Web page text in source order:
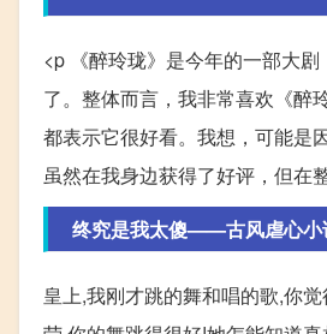
<p 《醉玲珑》是今年的一部大
了。整体而言，我非常喜欢《醉
都表示它很好看。我想，可能是
虽然在我身边获得了好评，但在
终究是我太傻——古风虐心小
皇上,我刚才跳的舞和唱的歌,你